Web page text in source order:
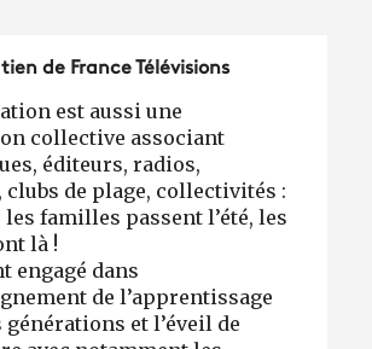
de France Télévisions
est aussi une
collective associant
éditeurs, radios,
clubs de plage, collectivités :
familles passent l’été, les
là !
engagé dans
de l’apprentissage
générations et l’éveil de